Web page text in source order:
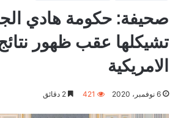
صحيفة: حكومة هادي
تشيكلها عقب ظهور نتائج
الامريكية
6 نوفمبر، 2020 421